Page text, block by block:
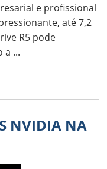
e profissional
até 7,2
R5 pode
a ...
NVIDIA NA